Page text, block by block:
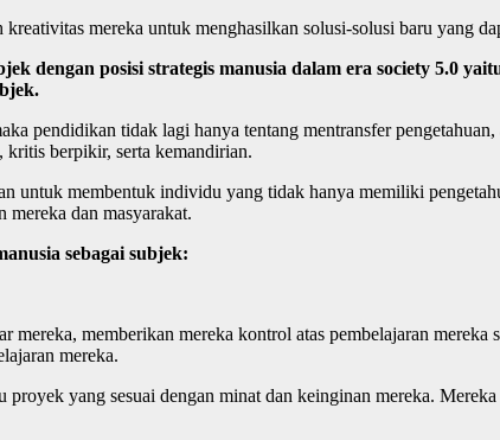
mereka untuk menghasilkan solusi-solusi baru yang
dengan posisi strategis manusia dalam era society 5.0
pendidikan tidak lagi hanya tentang mentransfer
kritis berpikir, serta kemandirian.
untuk membentuk individu yang tidak hanya memiliki
dan masyarakat.
sebagai subjek:
memberikan mereka kontrol atas pembelajaran
mereka.
yang sesuai dengan minat dan keinginan mereka.